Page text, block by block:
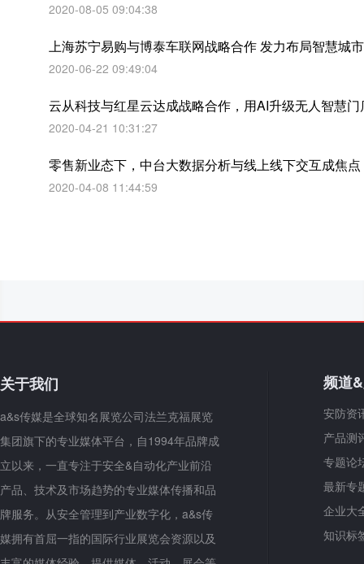
2020-08-05 09:04:38
上海苏宁易购与博泰车联网战略合作 发力布局智慧城市
2020-06-22 09:49:04
云从科技与红星云达成战略合作，用AI升级无人智慧门
2020-04-21 10:31:27
零售新业态下，中台大数据分析与线上线下交互成焦点
2020-04-08 11:44:59
关于我们
a&s传媒是全球知名展览公司法兰克福展览
集团旗下的专业媒体平台，自1994年品牌成
立以来，一直专注于安全&自动化产业前沿
产品、技术及市场趋势的专业媒体传播和品
牌服务。从安全管理到产业数字化，a&s传
媒拥有首屈一指的国际行业展览会资源以及
频道
安防资
产品测
专题论
最新专
企业大
知识标